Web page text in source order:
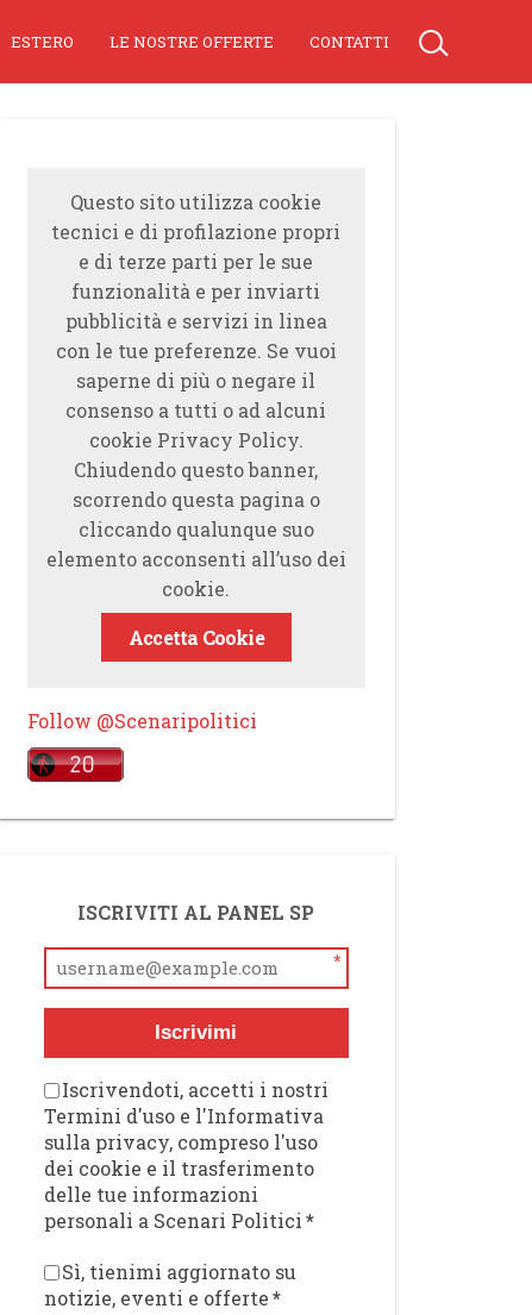
ESTERO LE NOSTRE OFFERTE CONTATTI
Questo sito utilizza cookie
tecnici e di profilazione propri
e di terze parti per le sue
funzionalità e per inviarti
pubblicità e servizi in linea
con le tue preferenze. Se vuoi
saperne di più o negare il
consenso a tutti o ad alcuni
cookie Privacy Policy.
Chiudendo questo banner,
scorrendo questa pagina o
cliccando qualunque suo
elemento acconsenti all’uso dei
cookie.
Accetta Cookie
Follow @Scenaripolitici
ISCRIVITI AL PANEL SP
*
Iscrivimi
Iscrivendoti, accetti i nostri
Termini d'uso e l'Informativa
sulla privacy, compreso l'uso
dei cookie e il trasferimento
delle tue informazioni
personali a Scenari Politici*
Sì, tienimi aggiornato su
notizie, eventi e offerte*